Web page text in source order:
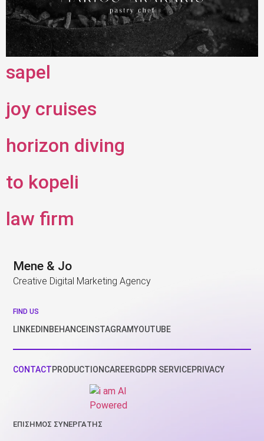
sapel
joy cruises
horizon diving
to kopeli
law firm
Mene & Jo
Creative Digital Marketing Agency
FIND US
LINKEDIN BEHANCE INSTAGRAMYOUTUBE
CONTACTPRODUCTIONCAREERGDPR SERVICEPRIVACY
ΕΠΙΣΗΜΟΣ ΣΥΝΕΡΓΑΤΗΣ